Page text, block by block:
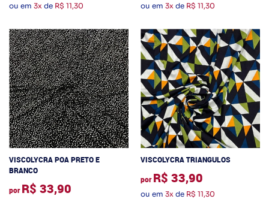
ou em 3x de R$ 11,30 ou em 3x de R$ 11,30
VISCOLYCRA POA PRETO E
BRANCO
por R$ 33,90
VISCOLYCRA TRIANGULOS
por R$ 33,90
ou em 3x de R$ 11,30